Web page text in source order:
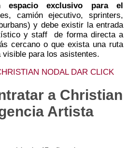
espacio exclusivo para el
camión ejecutivo, sprinters,
y debe existir la entrada
y staff de forma directa a
cercano o que exista una ruta
visible para los asistentes.
NODAL DAR CLICK
a Christian
Artista